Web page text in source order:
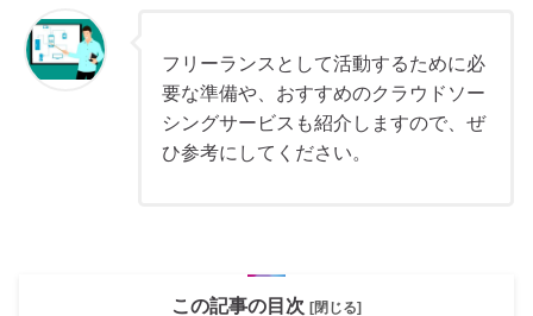
フリーランスとして活動するために必
要な準備や、おすすめのクラウドソー
シングサービスも紹介しますので、ぜ
ひ参考にしてください。
この記事の目次 [閉じる]